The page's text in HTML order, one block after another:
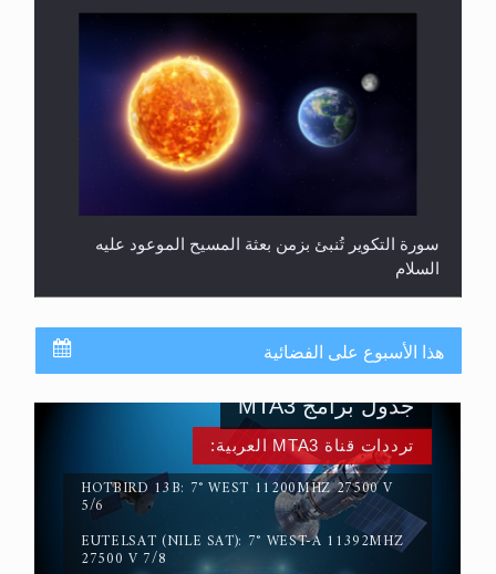
سورة التكوير تُنبئ بزمن بعثة المسيح الموعود عليه
السلام
حقيقة المسيح الدجال
هذا الأسبوع على الفضائية
ترددات قناة MTA3 العربية:
HOTBIRD 13B: 7° WEST 11200MHZ 27500 V
5/6
EUTELSAT (NILE SAT): 7° WEST-A 11392MHZ
27500 V 7/8
جدول برامج MTA3